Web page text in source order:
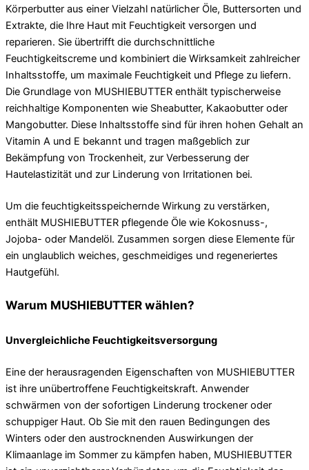
Körperbutter aus einer Vielzahl natürlicher Öle, Buttersorten und
Extrakte, die Ihre Haut mit Feuchtigkeit versorgen und
reparieren. Sie übertrifft die durchschnittliche
Feuchtigkeitscreme und kombiniert die Wirksamkeit zahlreicher
Inhaltsstoffe, um maximale Feuchtigkeit und Pflege zu liefern.
Die Grundlage von MUSHIEBUTTER enthält typischerweise
reichhaltige Komponenten wie Sheabutter, Kakaobutter oder
Mangobutter. Diese Inhaltsstoffe sind für ihren hohen Gehalt an
Vitamin A und E bekannt und tragen maßgeblich zur
Bekämpfung von Trockenheit, zur Verbesserung der
Hautelastizität und zur Linderung von Irritationen bei.
Um die feuchtigkeitsspeichernde Wirkung zu verstärken,
enthält MUSHIEBUTTER pflegende Öle wie Kokosnuss-,
Jojoba- oder Mandelöl. Zusammen sorgen diese Elemente für
ein unglaublich weiches, geschmeidiges und regeneriertes
Hautgefühl.
Warum MUSHIEBUTTER wählen?
Unvergleichliche Feuchtigkeitsversorgung
Eine der herausragenden Eigenschaften von MUSHIEBUTTER
ist ihre unübertroffene Feuchtigkeitskraft. Anwender
schwärmen von der sofortigen Linderung trockener oder
schuppiger Haut. Ob Sie mit den rauen Bedingungen des
Winters oder den austrocknenden Auswirkungen der
Klimaanlage im Sommer zu kämpfen haben, MUSHIEBUTTER